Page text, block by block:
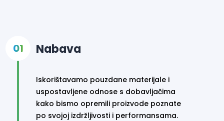
Nabava
Iskorištavamo pouzdane materijale i
uspostavljene odnose s dobavljačima
kako bismo opremili proizvode poznate
po svojoj izdržljivosti i performansama.